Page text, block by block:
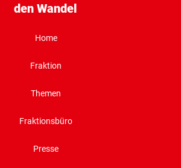
den Wandel
Home
Fraktion
Themen
Fraktionsbüro
Presse